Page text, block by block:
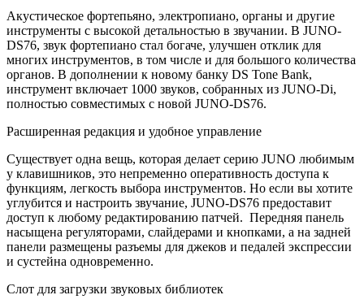
Акустическое фортепьяно, электропиано, органы и другие
инструменты с высокой детальностью в звучании. В JUNO-
DS76, звук фортепиано стал богаче, улучшен отклик для
многих инструментов, в том числе и для большого количества
органов. В дополнении к новому банку DS Tone Bank,
инструмент включает 1000 звуков, собранных из JUNO-Di,
полностью совместимых с новой JUNO-DS76.
Расширенная редакция и удобное управление
Существует одна вещь, которая делает серию JUNO любимым
у клавишников, это непременно оперативность доступа к
функциям, легкость выбора инструментов. Но если вы хотите
углубится и настроить звучание, JUNO-DS76 предоставит
доступ к любому редактированию патчей. Передняя панель
насыщена регуляторами, слайдерами и кнопками, а на задней
панели размещены разъемы для джеков и педалей экспрессии
и сустейна одновременно.
Слот для загрузки звуковых библиотек